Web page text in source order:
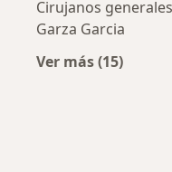
Cirujanos
Garza Garcia
Ver más (15)